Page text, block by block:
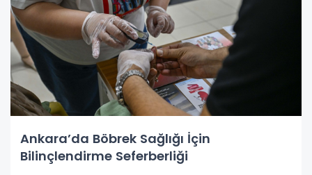
Ankara’da Böbrek Sağlığı İçin
Bilinçlendirme Seferberliği